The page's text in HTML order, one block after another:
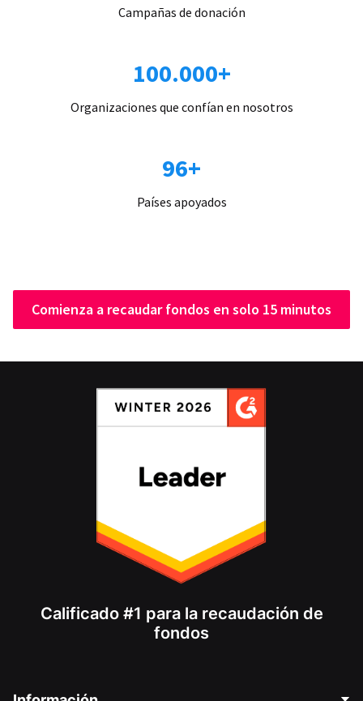
Campañas de donación
100.000+
Organizaciones que confían en nosotros
96+
Países apoyados
Comienza a recaudar fondos en solo 15 minutos
Calificado #1 para la recaudación de
fondos